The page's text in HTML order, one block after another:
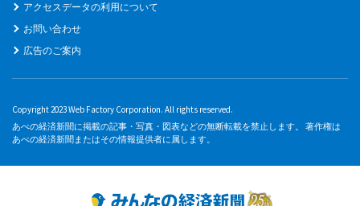
アクセスデータの利用について
お問い合わせ
広告のご案内
Copyright 2023 Web Factory Corporation. All rights reserved.
あべの経済新聞に掲載の記事・写真・図表などの無断転載を禁止します。 著作権は
あべの経済新聞またはその情報提供者に属します。